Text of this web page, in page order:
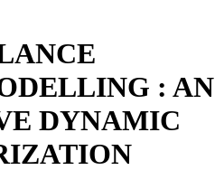
: AN
DYNAMIC